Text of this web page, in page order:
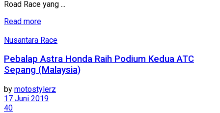
Road Race yang ...
Read more
Nusantara Race
Pebalap Astra Honda Raih Podium Kedua ATC
Sepang (Malaysia)
by motostylerz
17 Juni 2019
40